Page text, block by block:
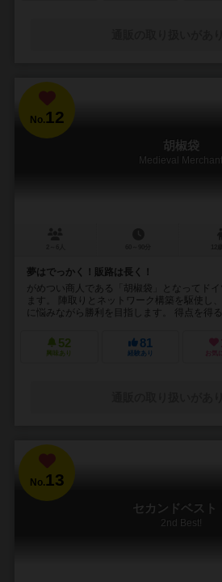
No.12
胡椒袋
Medieval Merchant
夢はでっかく！販路は長く！
がめつい商人である「胡椒袋」となってド
ます。 陣取りとネットワーク構築を駆使し
に悩みながら勝利を目指します。 得点を得
52
興味あり
81
経験あり お気
No.13
セカンドベスト！
2nd Best!